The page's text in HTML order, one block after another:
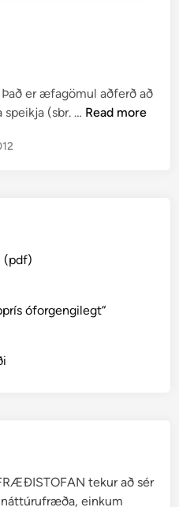
er æfagömul aðferð að
(sbr. … K
Read more
(pdf)
óforgengilegt“
tekur að sér
einkum